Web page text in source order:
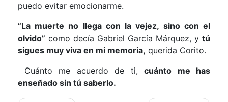
puedo evitar emocionarme.
“La muerte no llega con la vejez, sino con el
olvido” como decía Gabriel García Márquez, y tú
sigues muy viva en mi memoria, querida Corito.
Cuánto me acuerdo de ti, cuánto me has
enseñado sin tú saberlo.